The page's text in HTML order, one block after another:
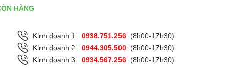
HÀNG
Kinh doanh 1: 0938.751.256 (8h00-17h30)
Kinh doanh 2: 0944.305.500 (8h00-17h30)
Kinh doanh 3: 0934.567.256 (8h00-17h30)